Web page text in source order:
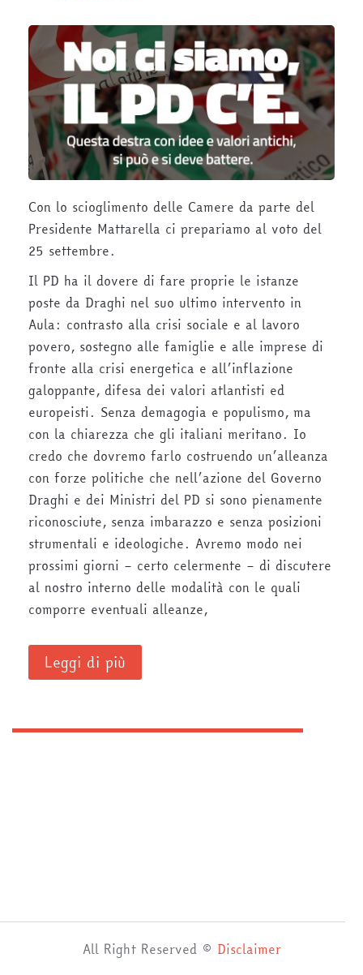
Con lo scioglimento delle Camere da parte del
Presidente Mattarella ci prepariamo al voto del
25 settembre.
Il PD ha il dovere di fare proprie le istanze
poste da Draghi nel suo ultimo intervento in
Aula: contrasto alla crisi sociale e al lavoro
povero, sostegno alle famiglie e alle imprese di
fronte alla crisi energetica e all’inflazione
galoppante, difesa dei valori atlantisti ed
europeisti. Senza demagogia e populismo, ma
con la chiarezza che gli italiani meritano. Io
credo che dovremo farlo costruendo un’alleanza
con forze politiche che nell’azione del Governo
Draghi e dei Ministri del PD si sono pienamente
riconosciute, senza imbarazzo e senza posizioni
strumentali e ideologiche. Avremo modo nei
prossimi giorni – certo celermente – di discutere
al nostro interno delle modalità con le quali
comporre eventuali alleanze,
Leggi di più
All Right Reserved © Disclaimer